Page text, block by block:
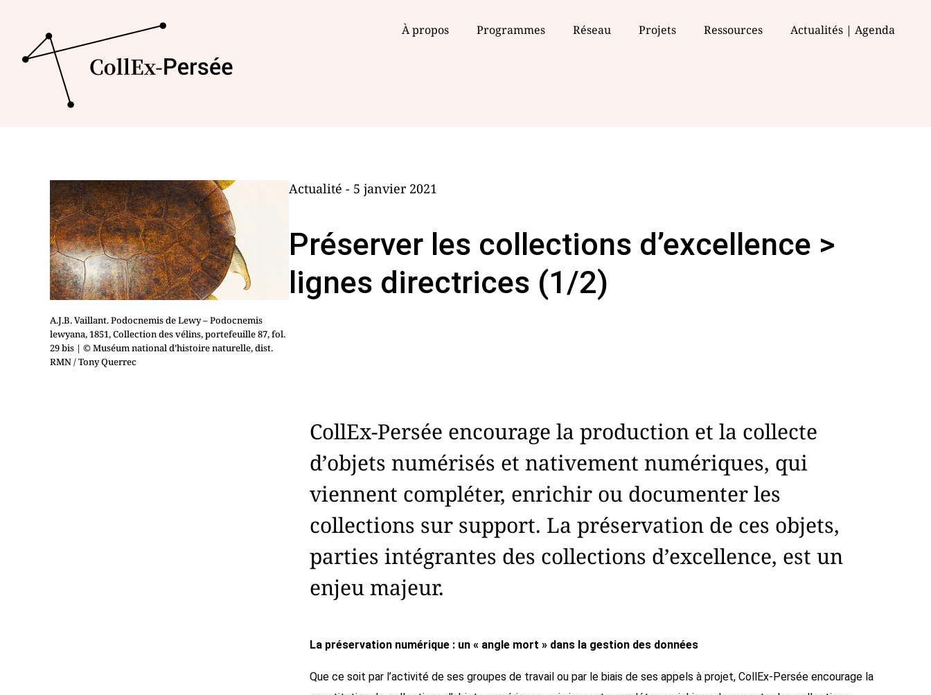
À propos Programmes Réseau Projets Ressources Actualités | Agenda
A.J.B. Vaillant. Podocnemis de Lewy – Podocnemis
lewyana, 1851, Collection des vélins, portefeuille 87, fol.
29 bis | © Muséum national d’histoire naturelle, dist.
RMN / Tony Querrec
Actualité - 5 janvier 2021
Préserver les collections d’excellence >
lignes directrices (1/2)
CollEx-Persée encourage la production et la collecte
d’objets numérisés et nativement numériques, qui
viennent compléter, enrichir ou documenter les
collections sur support. La préservation de ces objets,
parties intégrantes des collections d’excellence, est un
enjeu majeur.
La préservation numérique : un « angle mort » dans la gestion des données
Que ce soit par l’activité de ses groupes de travail ou par le biais de ses appels à projet, CollEx-Persée encourage la